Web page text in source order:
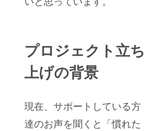
プロジェクト立ち
上げの背景
現在、サポートしている方
達のお声を聞くと「慣れた